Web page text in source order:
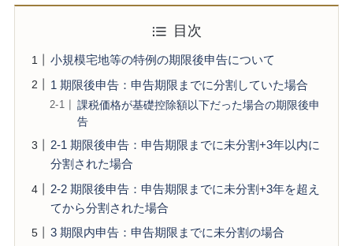
目次
小規模宅地等の特例の期限後申告について
1 期限後申告：申告期限までに分割していた場合
課税価格が基礎控除額以下だった場合の期限後申
告
2-1 期限後申告：申告期限までに未分割+3年以内に
分割された場合
2-2 期限後申告：申告期限までに未分割+3年を超え
てから分割された場合
3 期限内申告：申告期限までに未分割の場合